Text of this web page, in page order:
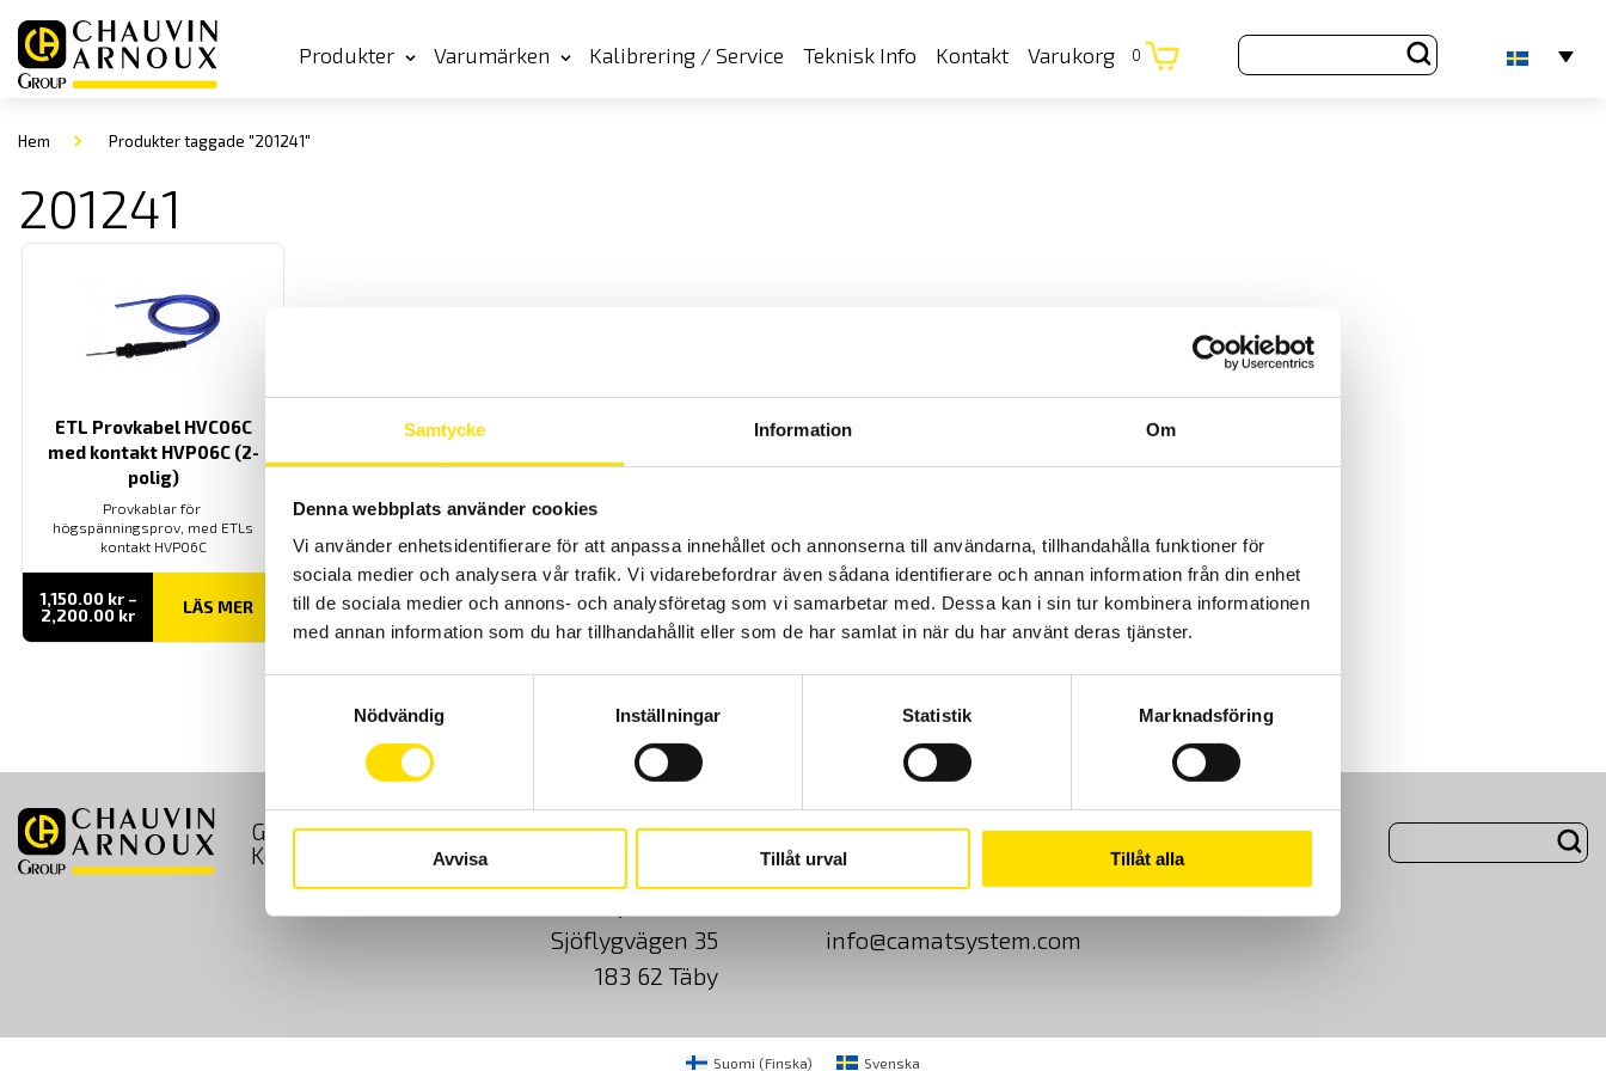
Samtycke Information Om
Denna webbplats använder cookies
Vi använder enhetsidentifierare för att anpassa innehållet och annonserna till användarna, tillhandahålla funktioner för
sociala medier och analysera vår trafik. Vi vidarebefordrar även sådana identifierare och annan information från din enhet
till de sociala medier och annons- och analysföretag som vi samarbetar med. Dessa kan i sin tur kombinera informationen
med annan information som du har tillhandahållit eller som de har samlat in när du har använt deras tjänster.
Nödvändig
Inställningar Statistik Marknadsföring
Avvisa Tillåt urval Tillåt alla
Produkter Varumärken Kalibrering / Service Teknisk Info Kontakt Varukorg 0
Hem Produkter taggade "201241"
201241
ETL Provkabel HVC06C
med kontakt HVP06C (2-
polig)
Provkablar för
högspänningsprov, med ETLs
kontakt HVP06C
1,150.00 kr –
2,200.00 krPrisintervall:
till
LÄS MER
GDPR Köpvillkor Cookies Klagomål Kundundersökning
Om Oss
Kontakt
Sjöflygvägen 35
183 62 Täby
info@camatsystem.com
Suomi (Finska) Svenska